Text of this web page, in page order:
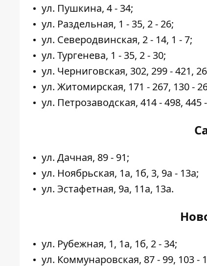
ул. Пушкина, 4 - 34;
ул. Раздельная, 1 - 35, 2 - 26;
ул. Северодвинская, 2 - 14, 1 - 7;
ул. Тургенева, 1 - 35, 2 - 30;
ул. Черниговская, 302, 299 - 421,
ул. Житомирская, 171 - 267, 130 -
ул. Петрозаводская, 414 - 498, 445
ул. Дачная, 89 - 91;
ул. Ноябрьская, 1а, 1б, 3, 9а - 13а;
ул. Эстафетная, 9а, 11а, 13а.
ул. Рубежная, 1, 1a, 1б, 2 - 34;
ул. Коммунаровская, 87 - 99, 103 -